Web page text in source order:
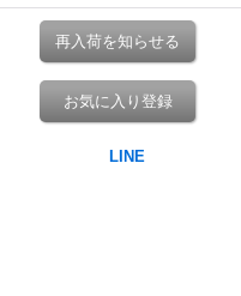
再入荷を知らせる
お気に入り登録